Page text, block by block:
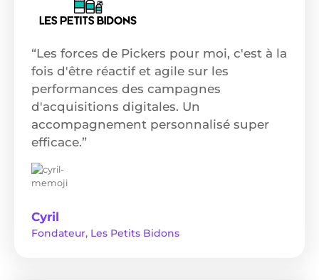
“Les forces de Pickers pour moi, c'est à la
fois d'être réactif et agile sur les
performances des campagnes
d'acquisitions digitales. Un
accompagnement personnalisé super
efficace.”
Cyril
Fondateur, Les Petits Bidons